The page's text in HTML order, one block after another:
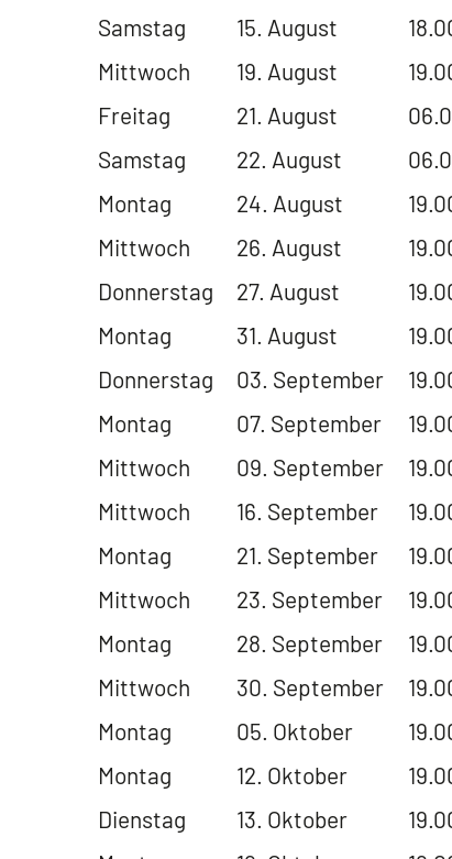
Samstag
15. August
Mittwoch
19. August
Freitag
21. August
Samstag
22. August
Montag
24. August
Mittwoch
26. August
Donnerstag
27. August
Montag
31. August
Donnerstag
03. September
Montag
07. September
Mittwoch
09. September
Mittwoch
16. September
Montag
21. September
Mittwoch
23. September
Montag
28. September
Mittwoch
30. September
Montag
05. Oktober
Montag
12. Oktober
Dienstag
13. Oktober